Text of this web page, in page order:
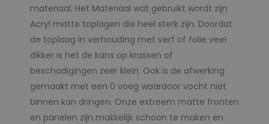
materiaal. Het Materiaal wat gebruikt wordt zijn
Acryl matte toplagen die heel sterk zijn. Doordat
de toplaag in verhouding met verf of folie veel
dikker is het de kans op krassen of
beschadigingen zeer klein. Ook is de afwerking
gemaakt met een 0 voeg waardoor vocht niet
binnen kan dringen. Onze extreem matte fronten
en panelen zijn makkelijk schoon te maken en